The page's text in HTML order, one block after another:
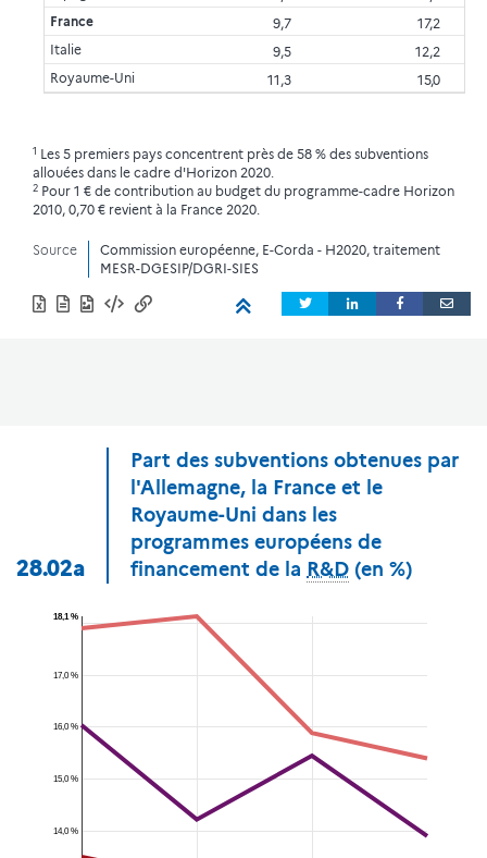
France
9,7
17,2
Italie
9,5
12,2
Royaume-Uni
11,3 15,0
1 Les 5 premiers pays concentrent près de 58 % des subventions
allouées dans le cadre d'Horizon 2020.
2 Pour 1 € de contribution au budget du programme-cadre Horizon
2010, 0,70 € revient à la France 2020.
Source
Commission européenne, E-Corda - H2020, traitement
MESR-DGESIP/DGRI-SIES
28.02a
Part des subventions obtenues par
l'Allemagne, la France et le
Royaume-Uni dans les
programmes européens de
financement de la R&D (en %)
14,0 %
15,0 %
16,0 %
17,0 %
18,1 %